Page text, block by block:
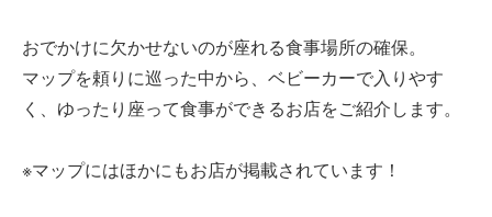
おでかけに欠かせないのが座れる食事場所の確保。
マップを頼りに巡った中から、ベビーカーで入りやす
く、ゆったり座って食事ができるお店をご紹介します。
※マップにはほかにもお店が掲載されています！